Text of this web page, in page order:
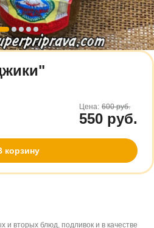
Цена: 600 руб.
550 руб.
корзину
и вторых блюд, подливок и в качестве